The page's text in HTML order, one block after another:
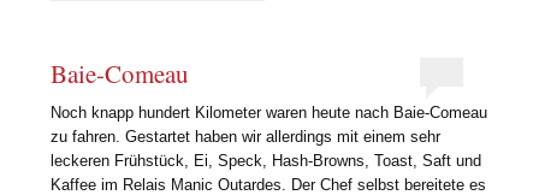
Baie-Comeau
Noch knapp hundert Kilometer waren heute nach Baie-Comeau
zu fahren. Gestartet haben wir allerdings mit einem sehr
leckeren Frühstück, Ei, Speck, Hash-Browns, Toast, Saft und
Kaffee im Relais Manic Outardes. Der Chef selbst bereitete es